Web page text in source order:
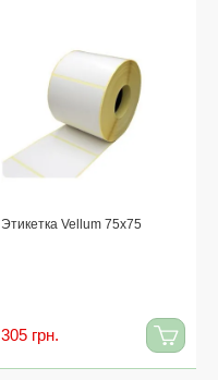
Этикетка Vellum 75x75
305 грн.